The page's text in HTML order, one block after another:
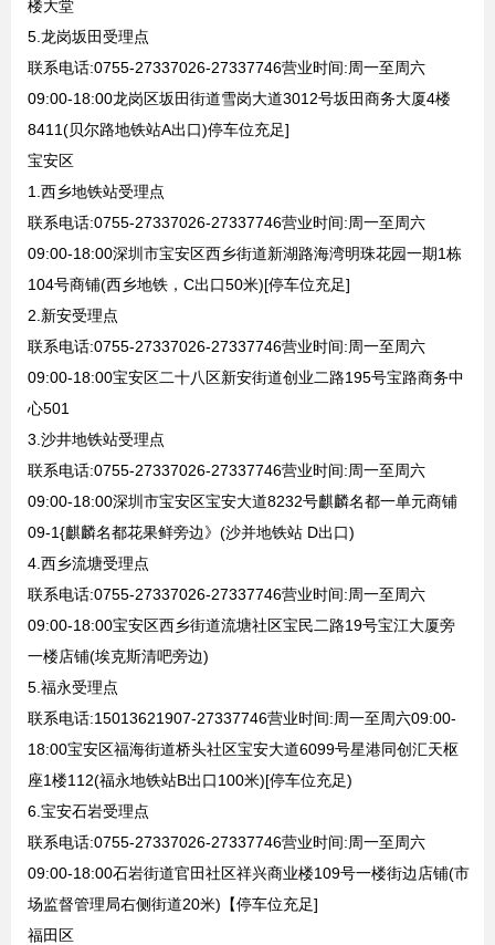
楼大堂
5.龙岗坂田受理点
联系电话:0755-27337026-27337746营业时间:周一至周六
09:00-18:00龙岗区坂田街道雪岗大道3012号坂田商务大厦4楼
8411(贝尔路地铁站A出口)停车位充足]
宝安区
1.西乡地铁站受理点
联系电话:0755-27337026-27337746营业时间:周一至周六
09:00-18:00深圳市宝安区西乡街道新湖路海湾明珠花园一期1栋
104号商铺(西乡地铁，C出口50米)[停车位充足]
2.新安受理点
联系电话:0755-27337026-27337746营业时间:周一至周六
09:00-18:00宝安区二十八区新安街道创业二路195号宝路商务中
心501
3.沙井地铁站受理点
联系电话:0755-27337026-27337746营业时间:周一至周六
09:00-18:00深圳市宝安区宝安大道8232号麒麟名都一单元商铺
09-1{麒麟名都花果鲜旁边》(沙并地铁站 D出口)
4.西乡流塘受理点
联系电话:0755-27337026-27337746营业时间:周一至周六
09:00-18:00宝安区西乡街道流塘社区宝民二路19号宝江大厦旁
一楼店铺(埃克斯清吧旁边)
5.福永受理点
联系电话:15013621907-27337746营业时间:周一至周六09:00-
18:00宝安区福海街道桥头社区宝安大道6099号星港同创汇天枢
座1楼112(福永地铁站B出口100米)[停车位充足)
6.宝安石岩受理点
联系电话:0755-27337026-27337746营业时间:周一至周六
09:00-18:00石岩街道官田社区祥兴商业楼109号一楼街边店铺(市
场监督管理局右侧街道20米)【停车位充足]
福田区